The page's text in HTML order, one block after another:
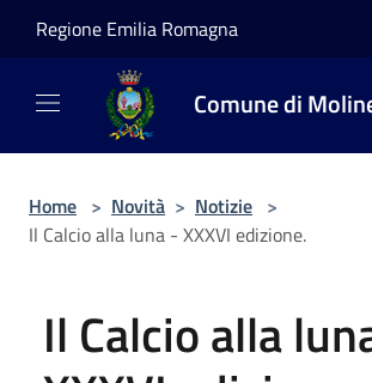
Regione Emilia Romagna
Comune di
Home > Novità > Notizie >
Il Calcio alla luna - XXXVI edizione.
Il Calcio alla